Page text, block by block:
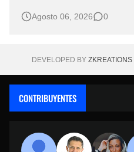
celebración une la cultura, la
Agosto 06, 2026 0
DEVELOPED BY ZKREATIONS
CONTRIBUYENTES